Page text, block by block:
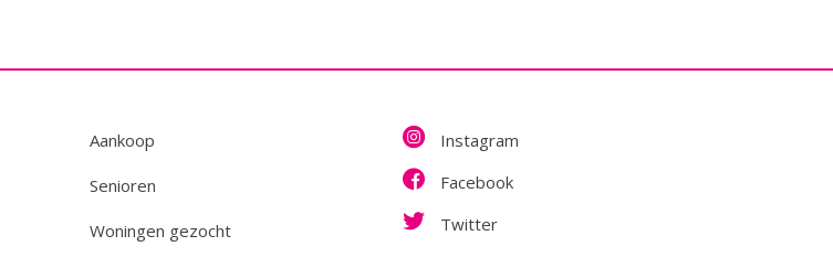
Aankoop
Senioren
Woningen gezocht
Instagram
Facebook
Twitter